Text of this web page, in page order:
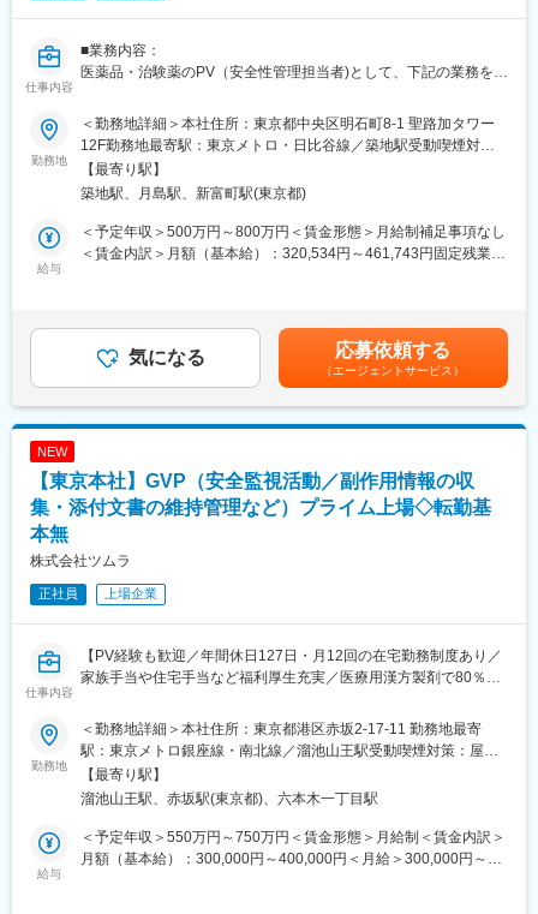
Communicationを取ることになります。
自社内に英語教室があり専任の講師を抱えております。
中途入社者もTeamsを利用したビジネス英語教室へ参加いただけ
ます。
また、通訳・翻訳者の英語サポートチームによる英語サポートを
■就業環境：
にもなっております。さらに、社内イベントや社員の自主的なス
ポーツサークル活動も盛んで、ファミリーのような雰囲気も特徴
■教育、福利厚生充実：
識やスキルのほか、人間としての成長を目指す心の姿勢を育みま
す。同時にPPDのカリキュラム導入や外国人トレーナーの配置を
通じてグローバルに対応できる人材を輩出できることが特徴の一
仕事内容
■業務内容：
医薬品・治験薬のPV（安全性管理担当者)として、下記の業務を行
＜具体的な業務内容＞
・主にグローバル治験の安全性情報業務
・治験薬・市販薬の安全性情報管理業務
・安全性情報（グローバル、ローカル案件）の評価
・安全性情報の入力、当局報告書（案）の作成
・PV関連ドキュメントの作成
・経験が豊富なPV経験者が多く在籍しております。当社のPV部門
は、チームワークを重視してプロジェクトに取り組んでおります
ので、安心して働いていただける環境です。
イアントが多いですが、内資企業のプロジェクトもご用意してお
ります。個々人のスキル・ご経験にあわせて担当するプロジェク
■英語について：
当社のPVでは日本人同士のメール・チャットでも英語を多用する
＜充実した英語サポート＆英語教育＞
中途入社者もTeamsを利用したビジネス英語教室へ参加いただけ
ます。
また、通訳・翻訳者の英語サポートチームによる英語サポートを
受けることも可能です。
■就業環境：
同社は社員同士互いを尊重し、個性を大切にする社風がありま
勤務地
＜勤務地詳細＞本社住所：東京都中央区明石町8-1 聖路加タワー
12F勤務地最寄駅：東京メトロ・日比谷線／築地駅受動喫煙対
策：屋内全面禁煙変更の範囲：会社の定める事業所（リモートワ
ーク含む）
【最寄り駅】
築地駅、月島駅、新富町駅(東京都)
給与
＜予定年収＞500万円～800万円＜賃金形態＞月給制補足事項なし
＜賃金内訳＞月額（基本給）：320,534円～461,743円固定残業手
＞※年収は賞与を含む目安の金額となっており、経験・能力・前職
給与を考慮し、相談の上決定致します。※毎年3月末に業績に応じ
て業績賞与の支給があります。賃金はあくまでも目安の金額であ
り、選考を通じて上下する可能性があります。月給(月額)は固定手
当を含めた表記です。
気になる 応募依頼する
（エージェントサービス）
NEW
【東京本社】GVP（安全監視活動／副作用情報の収
集・添付文書の維持管理など）プライム上場◇転勤基
本無
株式会社ツムラ
正社員 上場企業
仕事内容
【PV経験も歓迎／年間休日127日・月12回の在宅勤務制度あり／
家族手当や住宅手当など福利厚生充実／医療用漢方製剤で80％以
■業務内容：
安全性監視活動（GVP)業務業務全般を担っていただきます。
・副作用情報の適正な収集・評価・報告
・安全確保措置の立案検討、実施
・添付文書の維持・管理、安全性情報資材作成
・GVP教育
勤務地
＜勤務地詳細＞本社住所：東京都港区赤坂2-17-11 勤務地最寄
駅：東京メトロ銀座線・南北線／溜池山王駅受動喫煙対策：屋内
全面禁煙変更の範囲：会社の定める事業所
【最寄り駅】
溜池山王駅、赤坂駅(東京都)、六本木一丁目駅
給与
＜予定年収＞550万円～750万円＜賃金形態＞月給制＜賃金内訳＞
月額（基本給）：300,000円～400,000円＜月給＞300,000円～